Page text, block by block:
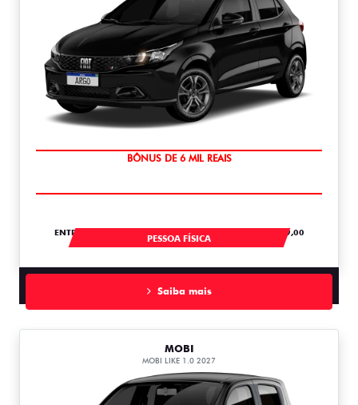
TAXA ZERO
ENTRADA DE R$ 54.967,04 +30 PARCELAS DE R$ 1.379,00
PESSOA FÍSICA
Saiba mais
MOBI
MOBI LIKE 1.0 2027